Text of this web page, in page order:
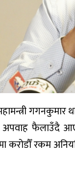
अपवाह फैलाउँदै
रकम